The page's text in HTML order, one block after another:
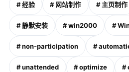
# 经验 # 网站制作 # 主页制作
# 静默安装 # win2000 #
# non-participation #
# unattended # optimize #